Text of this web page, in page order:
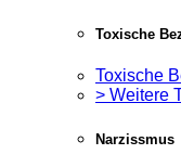
Toxische
Toxische
> Weitere
Narzissmus